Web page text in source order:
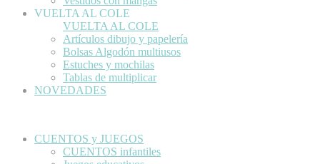
VUELTA AL COLE
VUELTA AL COLE
Artículos dibujo y papelería
Bolsas Algodón multiusos
Estuches y mochilas
Tablas de multiplicar
NOVEDADES
CUENTOS y JUEGOS
CUENTOS infantiles